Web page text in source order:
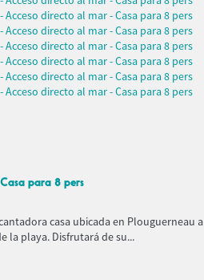
para 8 pers
casa ubicada en Plouguerneau a
la playa. Disfrutará de su...